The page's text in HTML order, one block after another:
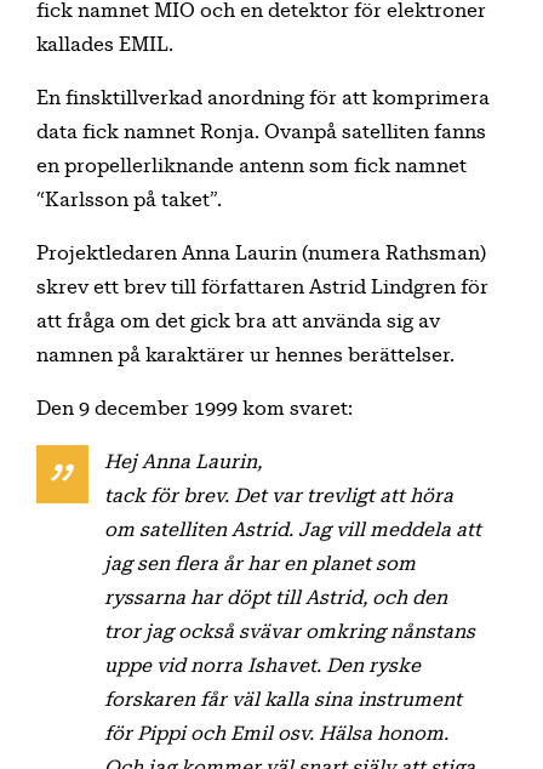
fick namnet MIO och en detektor för elektroner
kallades EMIL.
En finsktillverkad anordning för att komprimera
data fick namnet Ronja. Ovanpå satelliten fanns
en propellerliknande antenn som fick namnet
“Karlsson på taket”.
Projektledaren Anna Laurin (numera Rathsman)
skrev ett brev till författaren Astrid Lindgren för
att fråga om det gick bra att använda sig av
namnen på karaktärer ur hennes berättelser.
Den 9 december 1999 kom svaret:
Hej Anna Laurin,
tack för brev. Det var trevligt att höra
om satelliten Astrid. Jag vill meddela att
jag sen flera år har en planet som
ryssarna har döpt till Astrid, och den
tror jag också svävar omkring nånstans
uppe vid norra Ishavet. Den ryske
forskaren får väl kalla sina instrument
för Pippi och Emil osv. Hälsa honom.